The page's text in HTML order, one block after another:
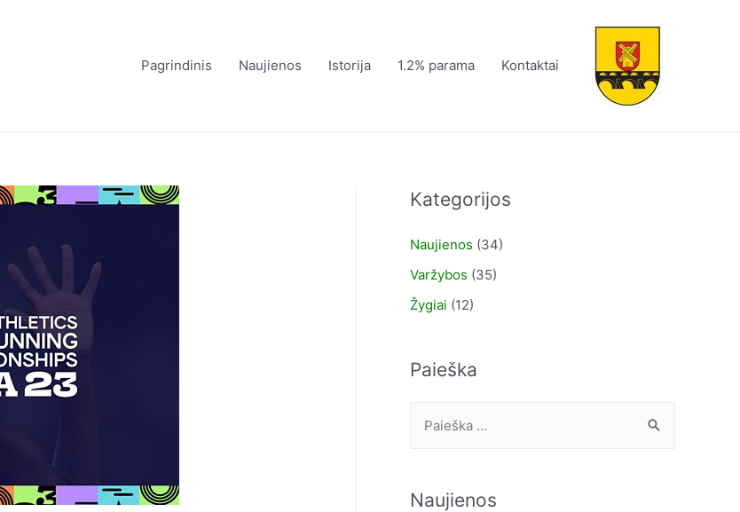
Pagrindinis Naujienos Istorija 1.2% parama Kontaktai
Kategorijos
Naujienos (34)
Varžybos (35)
Žygiai (12)
Paieška
Naujienos